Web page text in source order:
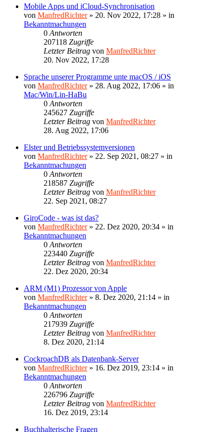
Mobile Apps und iCloud-Synchronisation
von ManfredRichter» 20. Nov 2022, 17:28 » in
Bekanntmachungen
0 Antworten
207118 Zugriffe
Letzter Beitrag von ManfredRichter
20. Nov 2022, 17:28
Sprache unserer Programme unte macOS / iOS
von ManfredRichter» 28. Aug 2022, 17:06 » in
Mac/Win/Lin-HaBu
0 Antworten
245627 Zugriffe
Letzter Beitrag von ManfredRichter
28. Aug 2022, 17:06
Elster und Betriebssystemversionen
von ManfredRichter» 22. Sep 2021, 08:27 » in
Bekanntmachungen
0 Antworten
218587 Zugriffe
Letzter Beitrag von ManfredRichter
22. Sep 2021, 08:27
GiroCode - was ist das?
von ManfredRichter» 22. Dez 2020, 20:34 » in
Bekanntmachungen
0 Antworten
223440 Zugriffe
Letzter Beitrag von ManfredRichter
22. Dez 2020, 20:34
ARM (M1) Prozessor von Apple
von ManfredRichter» 8. Dez 2020, 21:14 » in
Bekanntmachungen
0 Antworten
217939 Zugriffe
Letzter Beitrag von ManfredRichter
8. Dez 2020, 21:14
CockroachDB als Datenbank-Server
von ManfredRichter» 16. Dez 2019, 23:14 » in
Bekanntmachungen
0 Antworten
226796 Zugriffe
Letzter Beitrag von ManfredRichter
16. Dez 2019, 23:14
Buchhalterische Fragen